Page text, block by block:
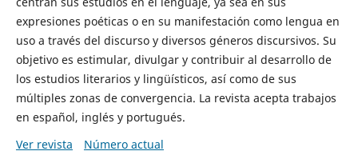
expresiones poéticas o en su manifestación como lengua en
uso a través del discurso y diversos géneros discursivos. Su
objetivo es estimular, divulgar y contribuir al desarrollo de
los estudios literarios y lingüísticos, así como de sus
múltiples zonas de convergencia. La revista acepta trabajos
en español, inglés y portugués.
Ver revista
Número actual